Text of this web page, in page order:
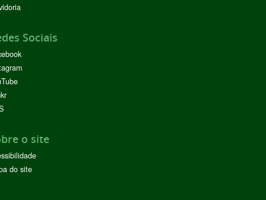
Sociais
o site
do site